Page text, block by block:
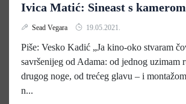
Ivica Matić: Sineast s kamerom
Sead Vegara 19.05.2021.
Piše: Vesko Kadić „Ja kino-oko stvaram
savršenijeg od Adama: od jednog uzimam
drugog noge, od trećeg glavu – i
n...